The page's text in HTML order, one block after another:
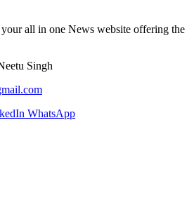
all in one News website offering the
Singh
WhatsApp